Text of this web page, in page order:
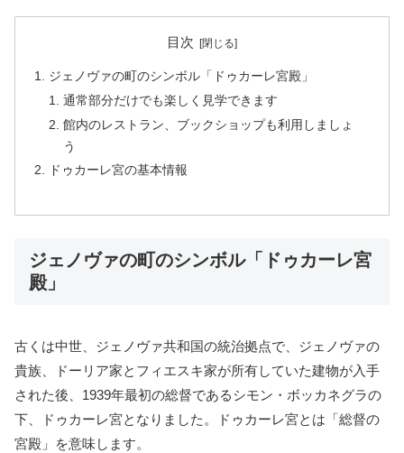
目次
ジェノヴァの町のシンボル「ドゥカーレ宮殿」
通常部分だけでも楽しく見学できます
館内のレストラン、ブックショップも利用しましょ
う
ドゥカーレ宮の基本情報
ジェノヴァの町のシンボル「ドゥカーレ宮
殿」
古くは中世、ジェノヴァ共和国の統治拠点で、ジェノヴァの
貴族、ドーリア家とフィエスキ家が所有していた建物が入手
された後、1939年最初の総督であるシモン・ボッカネグラの
下、ドゥカーレ宮となりました。ドゥカーレ宮とは「総督の
宮殿」を意味します。